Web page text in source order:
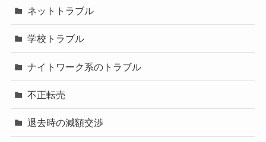
ネットトラブル
学校トラブル
ナイトワーク系のトラブル
不正転売
退去時の減額交渉